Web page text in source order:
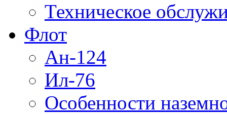
Техническое
Флот
Ан-124
Ил-76
Особенности